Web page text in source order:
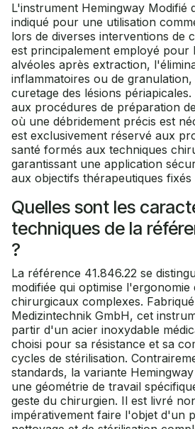
L'instrument Hemingway Modifié
indiqué pour une utilisation
lors de diverses interventions de
est principalement employé pour
alvéoles après extraction,
inflammatoires ou de
curetage des lésions
aux procédures de préparation
où une débridement précis est
est exclusivement réservé aux
santé formés aux techniques
garantissant une application
aux objectifs thérapeutiques
Quelles sont les
techniques de la
?
La référence 41.846.22 se
modifiée qui optimise
chirurgicaux complexes.
Medizintechnik GmbH, cet
partir d'un acier inoxydable
choisi pour sa résistance et sa
cycles de stérilisation.
standards, la variante
une géométrie de travail
geste du chirurgien. Il est livré
impérativement faire l'objet d'un